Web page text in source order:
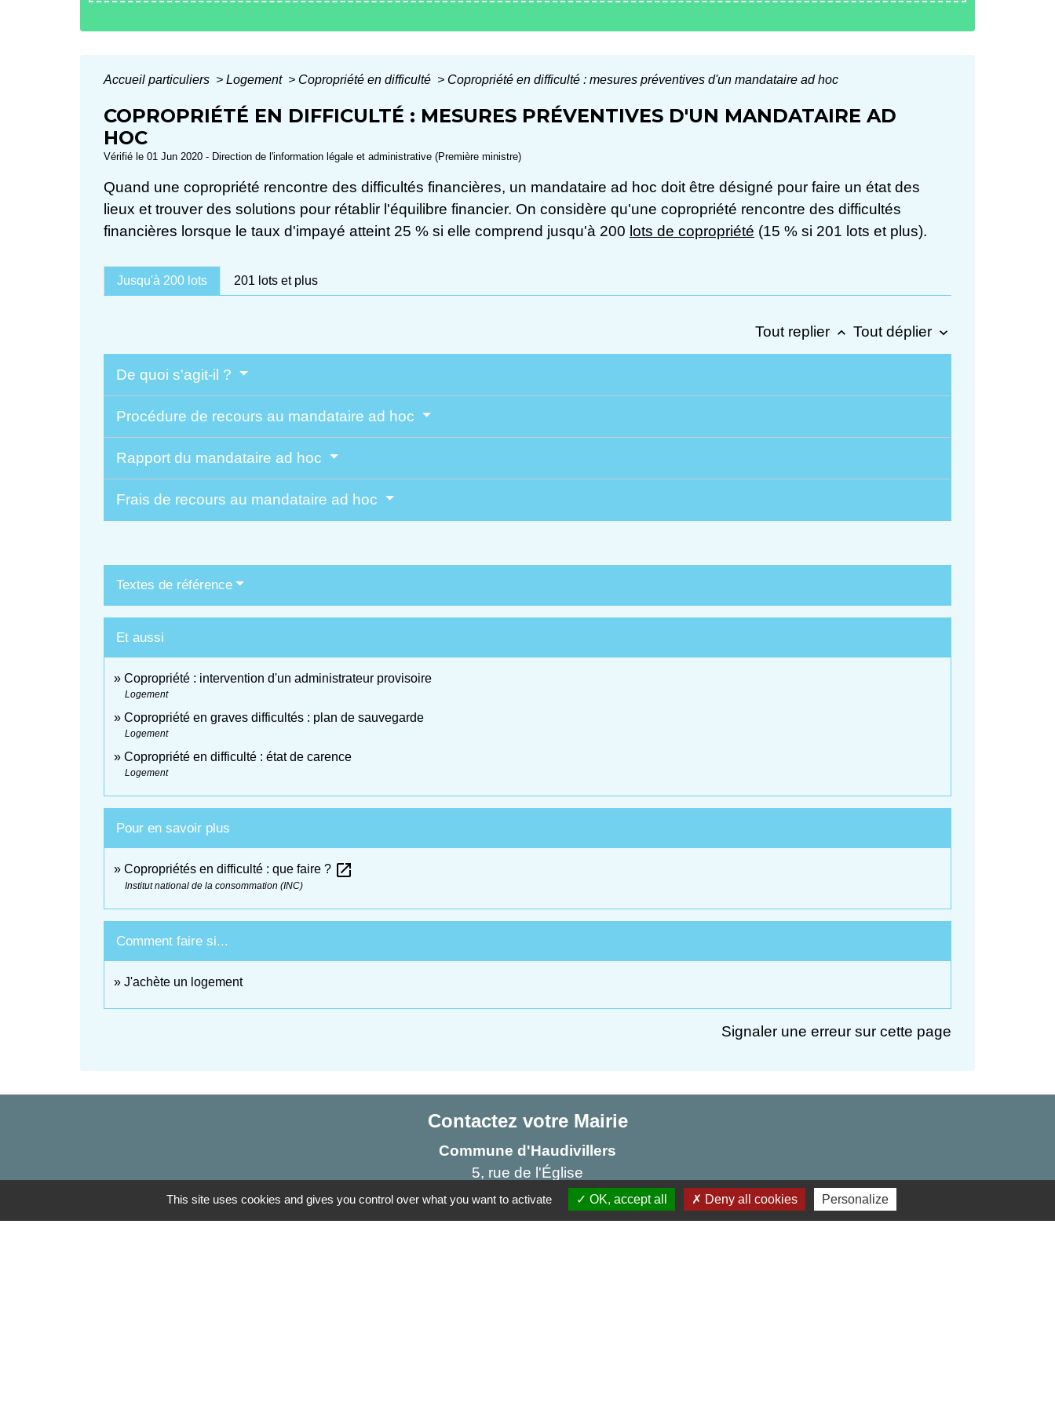
Accueil particuliers > Logement > Copropriété en difficulté > Copropriété en difficulté : mesures préventives d'un mandataire ad hoc
COPROPRIÉTÉ EN DIFFICULTÉ : MESURES PRÉVENTIVES D'UN MANDATAIRE AD
HOC
Vérifié le 01 Jun 2020 - Direction de l'information légale et administrative (Première ministre)
Quand une copropriété rencontre des difficultés financières, un mandataire ad hoc doit être désigné pour faire un état des
lieux et trouver des solutions pour rétablir l'équilibre financier. On considère qu'une copropriété rencontre des difficultés
financières lorsque le taux d'impayé atteint 25 % si elle comprend jusqu'à 200 lots de copropriété (15 % si 201 lots et plus).
Jusqu'à 200 lots 201 lots et plus
Tout replier keyboard_arrow_up Tout déplier keyboard_arrow_down
De quoi s'agit-il ?
Procédure de recours au mandataire ad hoc
Rapport du mandataire ad hoc
Frais de recours au mandataire ad hoc
Textes de référence
Et aussi
Copropriété : intervention d'un administrateur provisoire
Logement
Copropriété en graves difficultés : plan de sauvegarde
Logement
Copropriété en difficulté : état de carence
Logement
Pour en savoir plus
Copropriétés en difficulté : que faire ? open_in_new
Institut national de la consommation (INC)
Comment faire si...
J'achète un logement
Signaler une erreur sur cette page
Contactez votre Mairie
Commune d'Haudivillers
5, rue de l'Église
60510 Haudivillers - FRANCE
+33 3 44 80 40 34
This site uses cookies and gives you control over what you want to activate OK, accept all Deny all cookies Personalize